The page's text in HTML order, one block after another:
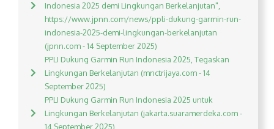
Indonesia 2025 demi Lingkungan Berkelanjutan",
https://www.jpnn.com/news/ppli-dukung-garmin-run-
indonesia-2025-demi-lingkungan-berkelanjutan
(jpnn.com - 14 September 2025)
PPLI Dukung Garmin Run Indonesia 2025, Tegaskan
Lingkungan Berkelanjutan (mnctrijaya.com - 14
September 2025)
PPLI Dukung Garmin Run Indonesia 2025 untuk
Lingkungan Berkelanjutan (jakarta.suaramerdeka.com -
14 September 2025)